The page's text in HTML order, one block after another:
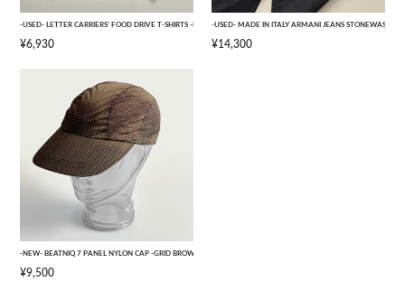
-USED- LETTER CARRIERS' FOOD DRIVE T-SHIRTS -BLACK- [L]
¥6,930
-USED- MADE IN ITALY ARMANI JEANS
¥14,300
-NEW- BEATNIQ 7 PANEL NYLON CAP -GRID BROWN CAMOUFLAGE- [ONE SIZE]
¥9,500